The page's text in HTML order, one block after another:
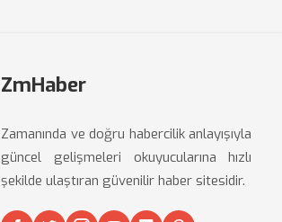
ZmHaber
Zamanında ve doğru habercilik anlayışıyla
güncel gelişmeleri okuyucularına hızlı
şekilde ulaştıran güvenilir haber sitesidir.